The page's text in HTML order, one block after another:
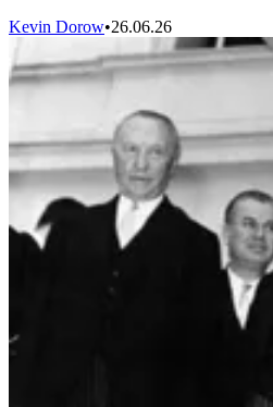
Kevin Dorow•26.06.26